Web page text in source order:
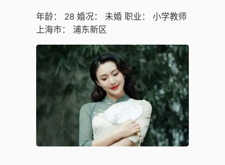
年龄： 28 婚况： 未婚 职业： 小学教师
上海市： 浦东新区